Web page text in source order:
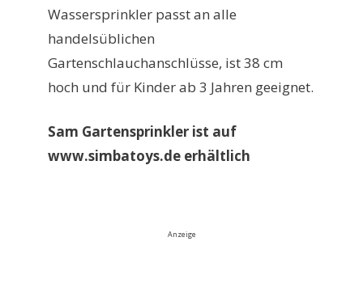
Wassersprinkler passt an alle
handelsüblichen
Gartenschlauchanschlüsse, ist 38 cm
hoch und für Kinder ab 3 Jahren geeignet.
Sam Gartensprinkler ist auf
www.simbatoys.de erhältlich
Anzeige